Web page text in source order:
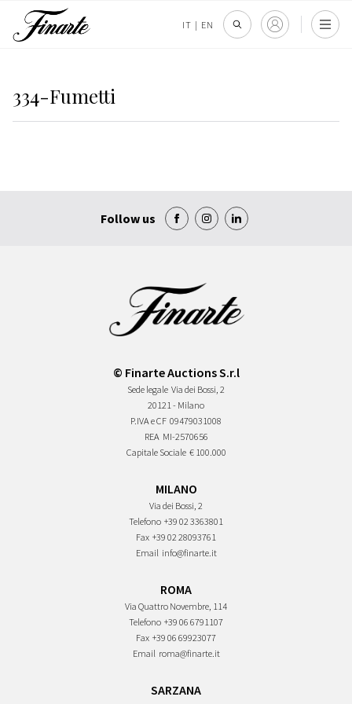
IT | EN
334-Fumetti
Follow us
© Finarte Auctions S.r.l
Sede legale Via dei Bossi, 2
20121 - Milano
P.IVA e CF 09479031008
REA MI-2570656
Capitale Sociale € 100.000
MILANO
Via dei Bossi, 2
Telefono +39 02 3363801
Fax +39 02 28093761
Email info@finarte.it
ROMA
Via Quattro Novembre, 114
Telefono +39 06 6791107
Fax +39 06 69923077
Email roma@finarte.it
SARZANA